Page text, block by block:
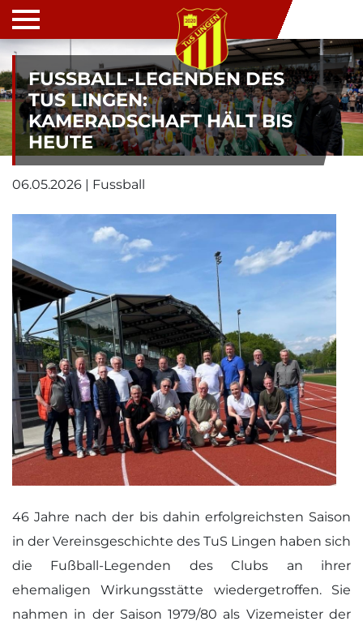
FUSSBALL-LEGENDEN DES T
US LINGEN: K
AMERADSCHAFT HÄLT BIS H
EUTE
06.05.2026 | Fussball
46 Jahre nach der bis dahin erfolgreichsten Saison
in der Vereinsgeschichte des TuS Lingen haben sich
die Fußball-Legenden des Clubs an ihrer
ehemaligen Wirkungsstätte wiedergetroffen. Sie
nahmen in der Saison 1979/80 als Vizemeister der